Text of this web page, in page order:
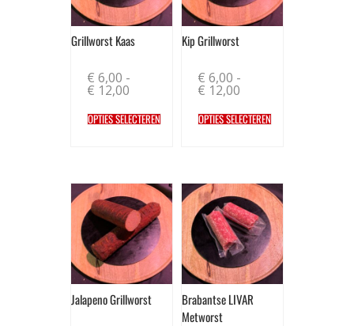
Grillworst Kaas
€ 6,00 -
€ 12,00
OPTIES SELECTEREN
Kip Grillworst
€ 6,00 -
€ 12,00
OPTIES SELECTEREN
Jalapeno Grillworst
Brabantse LIVAR
Metworst